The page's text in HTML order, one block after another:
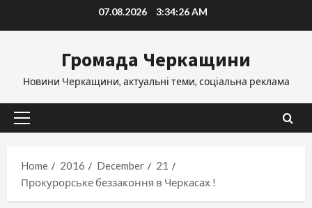
07.08.2026 3:34:27 AM
Громада Черкащини
Новини Черкащини, актуальні теми, соціальна реклама
Primary
Home
2016 December
21
Прокурорське беззаконня в Черкасах !